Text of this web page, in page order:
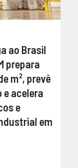
ao Brasil
prepara
m², prevê
e acelera
e
em